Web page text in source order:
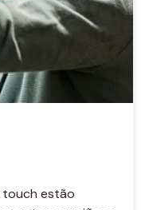
estão